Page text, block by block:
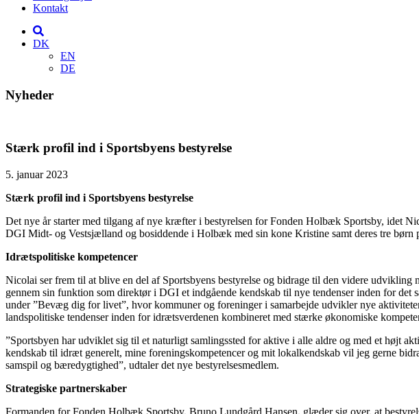
Kontakt
DK
EN
DE
Nyheder
Stærk profil ind i Sportsbyens bestyrelse
5. januar 2023
Stærk profil ind i Sportsbyens bestyrelse
Det nye år starter med tilgang af nye kræfter i bestyrelsen for Fonden Holbæk Sportsby, idet
DGI Midt- og Vestsjælland og bosiddende i Holbæk med sin kone Kristine samt deres tre børn
Idrætspolitiske kompetencer
Nicolai ser frem til at blive en del af Sportsbyens bestyrelse og bidrage til den videre
gennem sin funktion som direktør i DGI et indgående kendskab til nye tendenser inden for
under ”Bevæg dig for livet”, hvor kommuner og foreninger i samarbejde udvikler nye
landspolitiske tendenser inden for idrætsverdenen kombineret med stærke økonomiske
”Sportsbyen har udviklet sig til et naturligt samlingssted for aktive i alle aldre og med et højt
kendskab til idræt generelt, mine foreningskompetencer og mit lokalkendskab vil jeg gerne
samspil og bæredygtighed”, udtaler det nye bestyrelsesmedlem.
Strategiske partnerskaber
Formanden for Fonden Holbæk Sportsby, Bruno Lundgård Hansen, glæder sig over, at